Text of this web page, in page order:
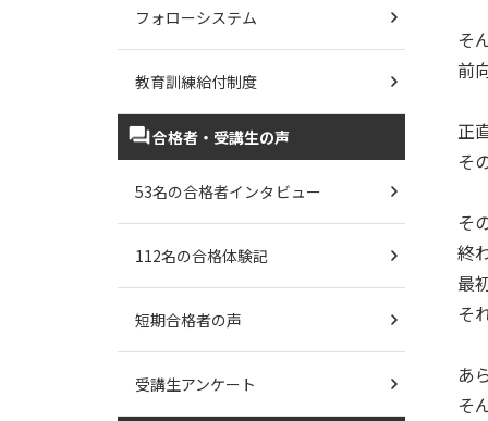
そ
前
正
そ
そ
終
最
そ
あ
そ
フォローシステム
教育訓練給付制度
合格者・受講生の声
53名の合格者インタビュー
112名の合格体験記
短期合格者の声
受講生アンケート